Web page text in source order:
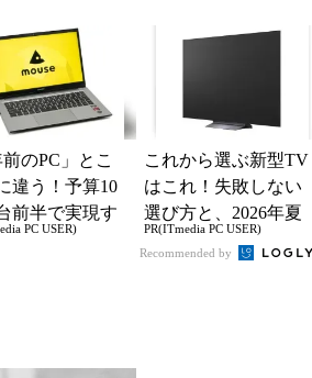
前のPC」とこ
違う！予算10
前半で実現す
PCライフ
PC USER)
これから選ぶ新型TV
はこれ！失敗しない
選び方と、2026年夏
の一押しモデル
PR(ITmedia PC USER)
Recommended by